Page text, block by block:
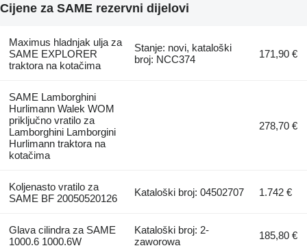
Cijene za SAME rezervni dijelovi
Maximus hladnjak ulja za
SAME EXPLORER
traktora na kotačima
Stanje: novi, kataloški
broj: NCC374
171,90 €
SAME Lamborghini
Hurlimann Walek WOM
priključno vratilo za
Lamborghini Lamborgini
Hurlimann traktora na
kotačima
278,70 €
Koljenasto vratilo za
SAME BF 20050520126
Kataloški broj: 04502707 1.742 €
Glava cilindra za SAME
1000.6 1000.6W
Kataloški broj: 2-
zaworowa
185,80 €